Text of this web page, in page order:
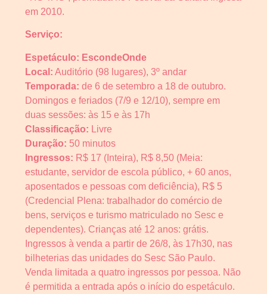
em 2010.
Serviço:
Espetáculo: EscondeOnde
Local: Auditório (98 lugares), 3º andar
Temporada: de 6 de setembro a 18 de outubro.
Domingos e feriados (7/9 e 12/10), sempre em
duas sessões: às 15 e às 17h
Classificação: Livre
Duração: 50 minutos
Ingressos: R$ 17 (Inteira), R$ 8,50 (Meia:
estudante, servidor de escola público, + 60 anos,
aposentados e pessoas com deficiência), R$ 5
(Credencial Plena: trabalhador do comércio de
bens, serviços e turismo matriculado no Sesc e
dependentes). Crianças até 12 anos: grátis.
Ingressos à venda a partir de 26/8, às 17h30, nas
bilheterias das unidades do Sesc São Paulo.
Venda limitada a quatro ingressos por pessoa. Não
é permitida a entrada após o início do espetáculo.